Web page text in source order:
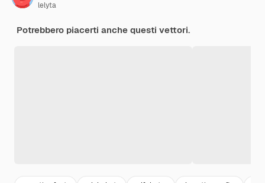
lelyta
Potrebbero piacerti anche questi vettori.